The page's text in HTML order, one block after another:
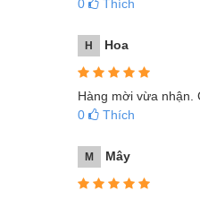
0
Thích
H Hoa
Hàng mời vừa nhận.
0
Thích
M Mây